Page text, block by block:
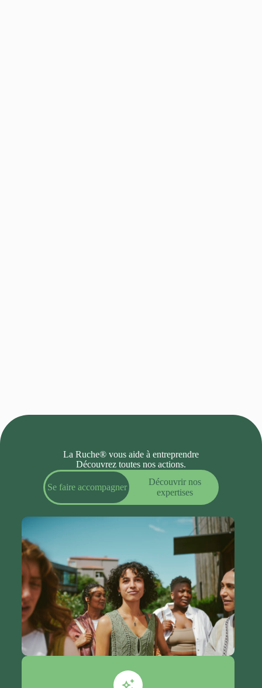
La Ruche® vous aide à entreprendre
Découvrez toutes nos actions.
Se faire accompagner
Découvrir nos
expertises
Sensibilisation & accompagnement à
l’entrepreneuriat
Nous organisons des ateliers courts, bootcamps
de 2 jours et parcours d’accompagnement de
plusieurs mois pour faire découvrir
l’entrepreneuriat et accompagner la création et le
développement de projets à impact, ouverts à tous
les profils.